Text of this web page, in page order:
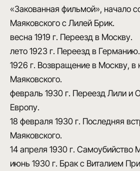
«Закованная фильмой», начало
Маяковского с Лилей Брик.
весна 1919 г. Переезд в Москву.
лето 1923 г. Переезд в Германию.
1926 г. Возвращение в Москву, в
Маяковского.
февраль 1930 г. Переезд Лили и
Европу.
18 февраля 1930 г. Последняя
Маяковского.
14 апреля 1930 г. Самоубийство
июнь 1930 г. Брак с Виталием